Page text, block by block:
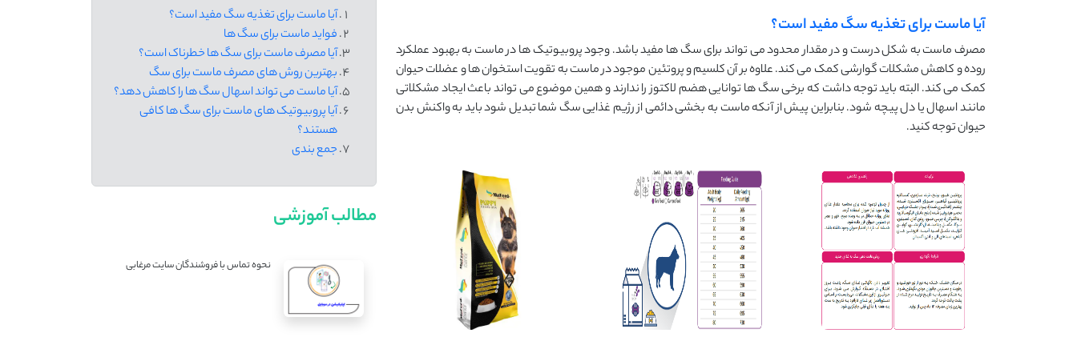
آیا ماست برای تغذیه سگ مفید است؟
مصرف ماست به شکل درست و در مقدار محدود می تواند برای سگ ها مفید باشد. وجود پروبیوتیک ها در ماست به بهبود عملکرد
روده و کاهش مشکلات گوارشی کمک می کند. علاوه بر آن کلسیم و پروتئین موجود در ماست به تقویت استخوان ها و عضلات حیوان
کمک می کند. البته باید توجه داشت که برخی سگ ها توانایی هضم لاکتوز را ندارند و همین موضوع می تواند باعث ایجاد مشکلاتی
مانند اسهال یا دل پیچه شود. بنابراین پیش از آنکه ماست به بخشی دائمی از رژیم غذایی سگ شما تبدیل شود باید به واکنش بدن
حیوان توجه کنید.
آیا ماست برای تغذیه سگ مفید است؟
فواید ماست برای سگ ها
آیا مصرف ماست برای سگ ها خطرناک است؟
بهترین روش های مصرف ماست برای سگ
آیا ماست می تواند اسهال سگ ها را کاهش دهد؟
آیا پروبیوتیک های ماست برای سگ ها کافی
هستند؟
جمع بندی
مطالب آموزشی
نحوه تماس با فروشندگان سایت مرغابی